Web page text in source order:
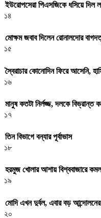
ইউরোপসেরা পিএসজিকে ধসিয়ে দিল
১৪
মোক্ষম জবাব দিলেন রোনালদোর
১৫
স্বৈরাচার কোনোদিন ফিরে আসেনি,
১৬
মানুষ কতটা নির্লজ্জ, দলকে
১৭
তিন বিভাগে বন্যার পূর্বাভাস
১৮
হরমুজ খোলার আশায় বিশ্ববাজারে
১৯
মোদি এখন দুর্বল, এবার বড় আন্দোলনের
২০